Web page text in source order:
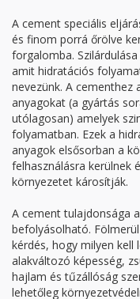
A cement speciális
és finom porrá őrölve
forgalomba.
amit hidratációs
nevezünk. A cementhez
anyagokat (a gyártás
utólagosan) amelyek
folyamatban. Ezek a
anyagok elsősorban a
felhasználásra kerülnek
környezetet károsítják.
A cement tulajdonsága
befolyásolható.
kérdés, hogy milyen kell
alakváltozó képesség,
hajlam és tűzállóság
lehetőleg